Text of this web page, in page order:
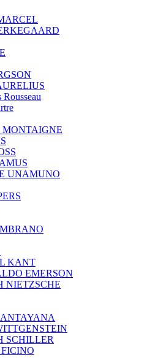
Rousseau
MONTAIGNE
UNAMUNO
KANT
EMERSON
NIETZSCHE
SCHILLER